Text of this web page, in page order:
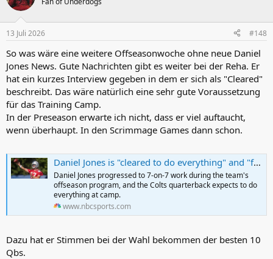
i
e
:
13 Juli 2026 #148
So was wäre eine weitere Offseasonwoche ohne neue Daniel
Jones News. Gute Nachrichten gibt es weiter bei der Reha. Er
hat ein kurzes Interview gegeben in dem er sich als "Cleared"
beschreibt. Das wäre natürlich eine sehr gute Voraussetzung
für das Training Camp.
In der Preseason erwarte ich nicht, dass er viel auftaucht,
wenn überhaupt. In den Scrimmage Games dann schon.
Daniel Jones is "cleared to do everything" and "feeling good"
Daniel Jones progressed to 7-on-7 work during the team's
offseason program, and the Colts quarterback expects to do
everything at camp.
www.nbcsports.com
Dazu hat er Stimmen bei der Wahl bekommen der besten 10
Qbs.